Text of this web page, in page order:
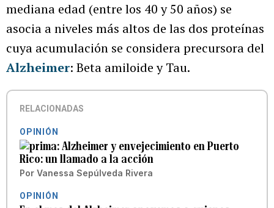
mediana edad (entre los 40 y 50 años) se
asocia a niveles más altos de las dos proteínas
cuya acumulación se considera precursora del
Alzheimer: Beta amiloide y Tau.
RELACIONADAS
OPINIÓN
Alzheimer y envejecimiento en Puerto
Rico: un llamado a la acción
Por Vanessa Sepúlveda Rivera
OPINIÓN